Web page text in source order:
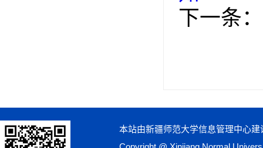
下一条：
本站由新疆师范大学信息管理中心建